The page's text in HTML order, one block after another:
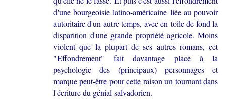
d'une bourgeoisie latino-américaine liée au pouvoir
autoritaire d'un autre temps, avec en toile de fond la
disparition d'une grande propriété agricole. Moins
violent que la plupart de ses autres romans, cet
"Effondrement" fait davantage place à la
psychologie des (principaux) personnages et
marque peut-être pour cette raison un tournant dans
l'écriture du génial salvadorien.